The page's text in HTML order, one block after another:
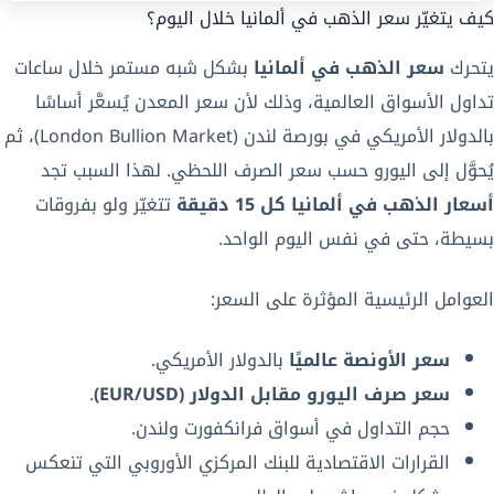
كيف يتغيّر سعر الذهب في ألمانيا خلال اليوم؟
يتحرك سعر الذهب في ألمانيا بشكل شبه مستمر خلال ساعات
تداول الأسواق العالمية، وذلك لأن سعر المعدن يُسعَّر أساسًا
بالدولار الأمريكي في بورصة لندن (London Bullion Market)، ثم
يُحوَّل إلى اليورو حسب سعر الصرف اللحظي. لهذا السبب تجد
أسعار الذهب في ألمانيا كل 15 دقيقة
تتغيّر ولو بفروقات
بسيطة، حتى في نفس اليوم الواحد.
العوامل الرئيسية المؤثرة على السعر:
سعر الأونصة عالميًا بالدولار الأمريكي.
سعر صرف اليورو مقابل الدولار (EUR/USD)
.
حجم التداول في أسواق فرانكفورت ولندن.
القرارات الاقتصادية للبنك المركزي الأوروبي التي تنعكس